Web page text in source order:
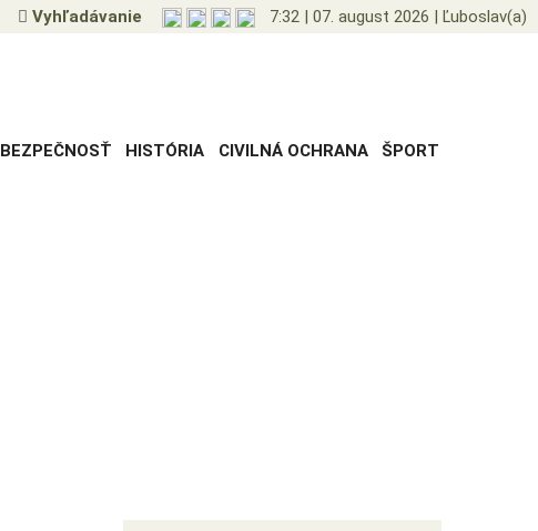
Vyhľadávanie 7:32 | 07. august 2026 | Ľuboslav(a)
BEZPEČNOSŤ HISTÓRIA CIVILNÁ OCHRANA ŠPORT